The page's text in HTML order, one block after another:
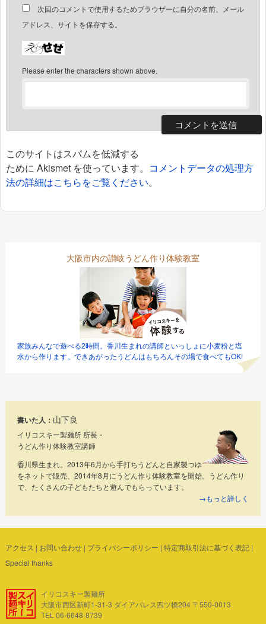
次回のコメントで使用するためブラウザーに自分の名前、メール
アドレス、サイトを保存する。
Please enter the characters shown above.
このサイトはスパムを低減する
ために Akismet を使っています。 コメントデータの処理方
法の詳細はこちらをご覧ください。
大阪市内の讃岐うどん作り体験教室
家族みんなで遊べる2時間。香川生まれの講師といっしょに小麦粉と塩
水から作ります。できあがったうどんはもちろんその場で食べてもOK!
書いた人： 山下良
イリコスキー製麺所 所長・
うどん作り体験教室講師
香川県生まれ。2013年6月から手打ちうどんと自家製つゆ
をネットで販売、2014年8月にうどん作り体験教室を開始。うどん作り
で、たくさんの子どもたちと遊んでもらっています。
→もっと詳しく
アクセス | お問い合わせ| プライバシーポリシー | 特定商取引法に基づく表記|
Special thanks
イリコスキー製麺所
大阪市西区新町1-31-3 ダイアパレス四ツ橋204 〒550-0013
TEL 06-6648-8739